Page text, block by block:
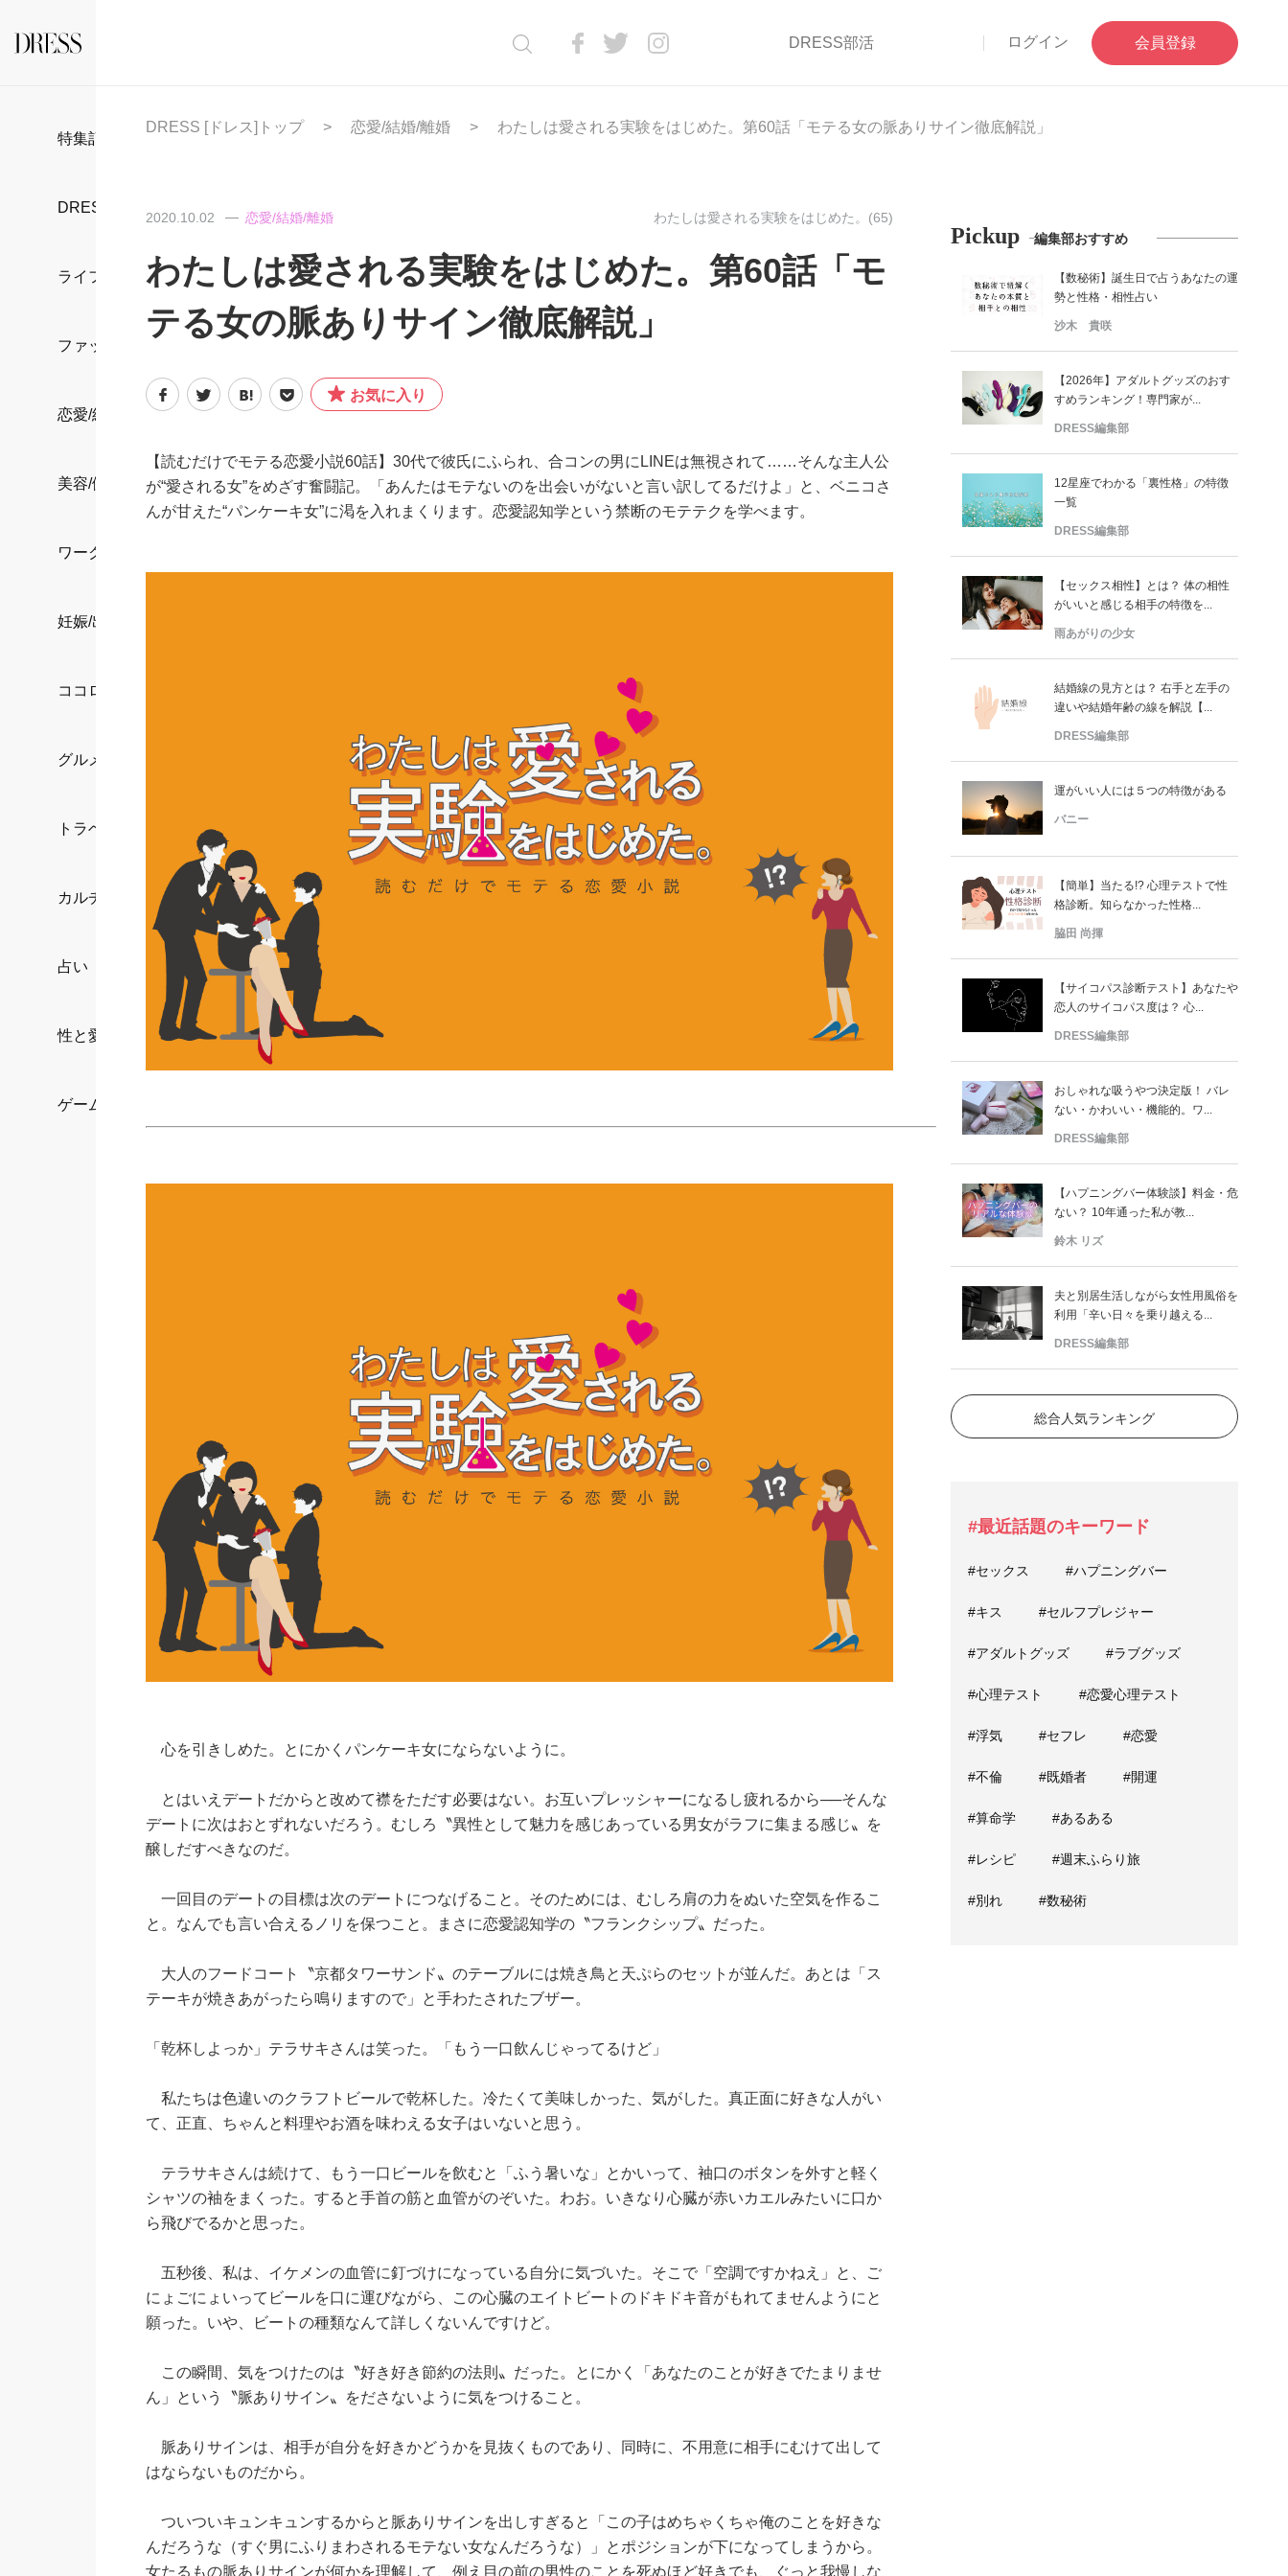
DRESS部活 ログイン 会員登録
特集記事
DRESS部活
ライフスタイル
ファッション
恋愛/結婚/離婚
美容/健康
ワークスタイル
妊娠/出産/家族
ココロ/カラダ
グルメ
トラベル
カルチャー/エンタメ
占い
性と愛
ゲーム
DRESS [ドレス]トップ 恋愛/結婚/離婚 わたしは愛される実験をはじめた。第60話「モテる女の脈ありサイン徹底解説」
2020.10.02 恋愛/結婚/離婚 わたしは愛される実験をはじめた。(65)
わたしは愛される実験をはじめた。第60話「モ
テる女の脈ありサイン徹底解説」
お気に入り
【読むだけでモテる恋愛小説60話】30代で彼氏にふられ、合コンの男にLINEは無視されて……そんな主人公
が“愛される女”をめざす奮闘記。「あんたはモテないのを出会いがないと言い訳してるだけよ」と、ベニコさ
んが甘えた“パンケーキ女”に渇を入れまくります。恋愛認知学という禁断のモテテクを学べます。
心を引きしめた。とにかくパンケーキ女にならないように。
とはいえデートだからと改めて襟をただす必要はない。お互いプレッシャーになるし疲れるから──そんな
デートに次はおとずれないだろう。むしろ〝異性として魅力を感じあっている男女がラフに集まる感じ〟を
醸しだすべきなのだ。
一回目のデートの目標は次のデートにつなげること。そのためには、むしろ肩の力をぬいた空気を作るこ
と。なんでも言い合えるノリを保つこと。まさに恋愛認知学の〝フランクシップ〟だった。
大人のフードコート〝京都タワーサンド〟のテーブルには焼き鳥と天ぷらのセットが並んだ。あとは「ス
テーキが焼きあがったら鳴りますので」と手わたされたブザー。
「乾杯しよっか」テラサキさんは笑った。「もう一口飲んじゃってるけど」
私たちは色違いのクラフトビールで乾杯した。冷たくて美味しかった、気がした。真正面に好きな人がい
て、正直、ちゃんと料理やお酒を味わえる女子はいないと思う。
テラサキさんは続けて、もう一口ビールを飲むと「ふう暑いな」とかいって、袖口のボタンを外すと軽く
シャツの袖をまくった。すると手首の筋と血管がのぞいた。わお。いきなり心臓が赤いカエルみたいに口か
ら飛びでるかと思った。
五秒後、私は、イケメンの血管に釘づけになっている自分に気づいた。そこで「空調ですかねえ」と、ご
にょごにょいってビールを口に運びながら、この心臓のエイトビートのドキドキ音がもれてませんようにと
願った。いや、ビートの種類なんて詳しくないんですけど。
この瞬間、気をつけたのは〝好き好き節約の法則〟だった。とにかく「あなたのことが好きでたまりませ
ん」という〝脈ありサイン〟をださないように気をつけること。
脈ありサインは、相手が自分を好きかどうかを見抜くものであり、同時に、不用意に相手にむけて出して
はならないものだから。
ついついキュンキュンするからと脈ありサインを出しすぎると「この子はめちゃくちゃ俺のことを好きな
んだろうな（すぐ男にふりまわされるモテない女なんだろうな）」とポジションが下になってしまうから。
女たるもの脈ありサインが何かを理解して、例え目の前の男性のことを死ぬほど好きでも、ぐっと我慢しな
Pickup 編集部おすすめ
【数秘術】誕生日で占うあなたの運
勢と性格・相性占い
沙木 貴咲
【2026年】アダルトグッズのおす
すめランキング！専門家が...
DRESS編集部
12星座でわかる「裏性格」の特徴
一覧
DRESS編集部
【セックス相性】とは？ 体の相性
がいいと感じる相手の特徴を...
雨あがりの少女
結婚線の見方とは？ 右手と左手の
違いや結婚年齢の線を解説【...
DRESS編集部
運がいい人には５つの特徴がある
バニー
【簡単】当たる!? 心理テストで性
格診断。知らなかった性格...
脇田 尚揮
【サイコパス診断テスト】あなたや
恋人のサイコパス度は？ 心...
DRESS編集部
おしゃれな吸うやつ決定版！ バレ
ない・かわいい・機能的。ワ...
DRESS編集部
【ハプニングバー体験談】料金・危
ない？ 10年通った私が教...
鈴木 リズ
夫と別居生活しながら女性用風俗を
利用「辛い日々を乗り越える...
DRESS編集部
総合人気ランキング
#最近話題のキーワード
#セックス #ハプニングバー
#キス #セルフプレジャー
#アダルトグッズ #ラブグッズ
#心理テスト #恋愛心理テスト
#浮気 #セフレ #恋愛
#不倫 #既婚者 #開運
#算命学 #あるある
#レシピ #週末ふらり旅
#別れ #数秘術